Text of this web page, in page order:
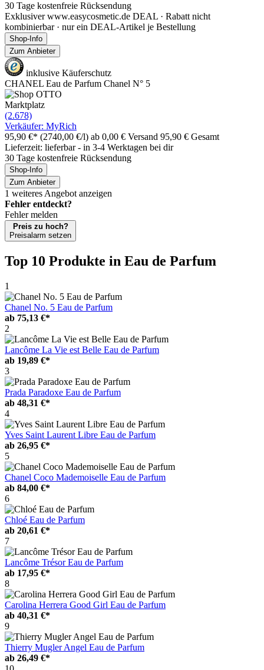
30 Tage kostenfreie Rücksendung
Exklusiver www.easycosmetic.de DEAL · Rabatt nicht
kombinierbar · nur ein DEAL-Artikel je Bestellung
Shop-Info
Zum Anbieter
inklusive Käuferschutz
CHANEL Eau de Parfum Chanel N° 5
Marktplatz
(2.678)
Verkäufer: MyRich
95,90 €* (2740,00 €/l) ab 0,00 € Versand 95,90 € Gesamt
Lieferzeit: lieferbar - in 3-4 Werktagen bei dir
30 Tage kostenfreie Rücksendung
Shop-Info
Zum Anbieter
1 weiteres Angebot anzeigen
Fehler entdeckt?
Fehler melden
Preis zu hoch?
Preisalarm setzen
Top 10 Produkte in Eau de Parfum
1
Chanel No. 5 Eau de Parfum
ab 75,13 €*
2
Lancôme La Vie est Belle Eau de Parfum
ab 19,89 €*
3
Prada Paradoxe Eau de Parfum
ab 48,31 €*
4
Yves Saint Laurent Libre Eau de Parfum
ab 26,95 €*
5
Chanel Coco Mademoiselle Eau de Parfum
ab 84,00 €*
6
Chloé Eau de Parfum
ab 20,61 €*
7
Lancôme Trésor Eau de Parfum
ab 17,95 €*
8
Carolina Herrera Good Girl Eau de Parfum
ab 40,31 €*
9
Thierry Mugler Angel Eau de Parfum
ab 26,49 €*